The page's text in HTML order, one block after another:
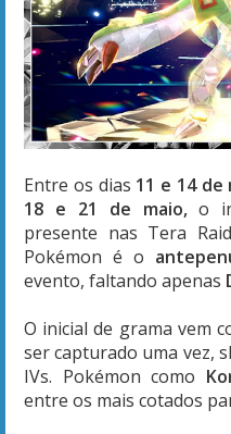
Entre os dias 11 e 14
18 e 21 de maio,o
presente nas Tera
Pokémon é o
evento, faltando apenas
O inicial de grama vem
ser capturado uma vez,
IVs. Pokémon como
entre os mais cotados